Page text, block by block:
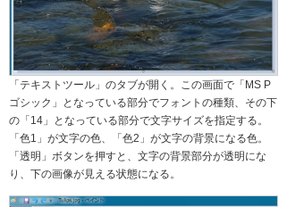
「テキストツール」のタブが開く。この画面で「MS P
ゴシック」となっている部分でフォントの種類、その下
の「14」となっている部分で文字サイズを指定する。
「色1」が文字の色、「色2」が文字の背景になる色。
「透明」ボタンを押すと、文字の背景部分が透明にな
り、下の画像が見える状態になる。